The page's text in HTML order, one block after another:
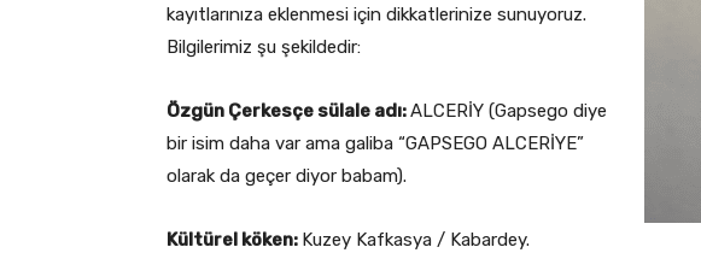
kayıtlarınıza eklenmesi için dikkatlerinize sunuyoruz.
Bilgilerimiz şu şekildedir:
Özgün Çerkesçe sülale adı:ALCERİY (Gapsego diye
bir isim daha var ama galiba “GAPSEGO ALCERİYE”
olarak da geçer diyor babam).
Kültürel köken: Kuzey Kafkasya / Kabardey.